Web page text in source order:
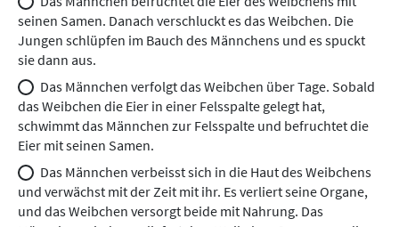
seinen Samen. Danach verschluckt es das Weibchen. Die
Jungen schlüpfen im Bauch des Männchens und es spuckt
sie dann aus.
Das Männchen verfolgt das Weibchen über Tage. Sobald
das Weibchen die Eier in einer Felsspalte gelegt hat,
schwimmt das Männchen zur Felsspalte und befruchtet die
Eier mit seinen Samen.
Das Männchen verbeisst sich in die Haut des Weibchens
und verwächst mit der Zeit mit ihr. Es verliert seine Organe,
und das Weibchen versorgt beide mit Nahrung. Das